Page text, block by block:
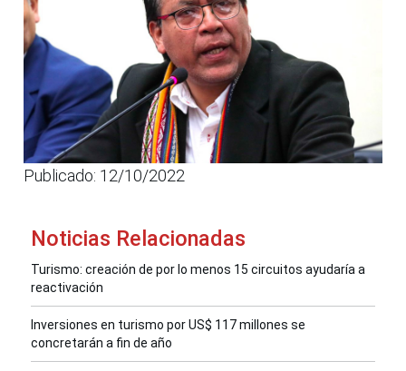
Publicado: 12/10/2022
Noticias Relacionadas
Turismo: creación de por lo menos 15 circuitos ayudaría a
reactivación
Inversiones en turismo por US$ 117 millones se
concretarán a fin de año